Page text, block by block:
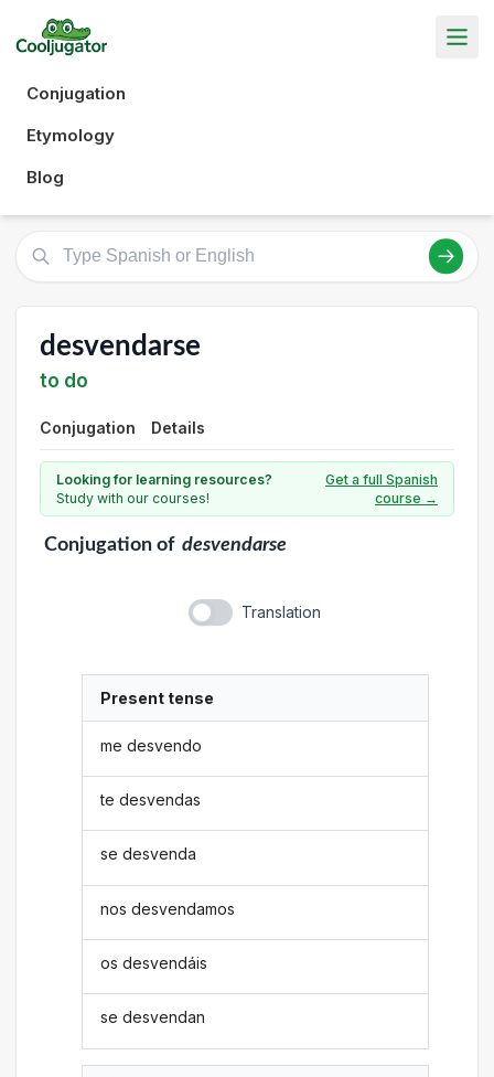
Conjugation
Etymology
Blog
desvendarse
to do
Conjugation Details
Looking for learning resources?
Study with our courses!
Get a full Spanish
course →
Conjugationof desvendarse
Translation
Present tense
me desvendo
te desvendas
se desvenda
nos desvendamos
os desvendáis
se desvendan